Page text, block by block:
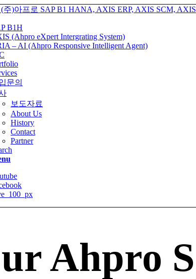
B1H
(Ahpro eXpert Intergrating System)
– AI (Ahpro Responsive Intelligent Agent)
문의
보도자료
About Us
History
Contact
Partner
Ahpro